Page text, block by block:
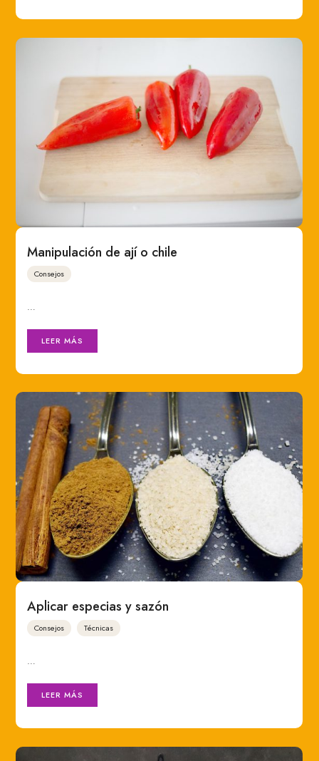
Manipulación de ají o chile
Consejos
…
LEER MÁS
Aplicar especias y sazón
Consejos Técnicas
…
LEER MÁS